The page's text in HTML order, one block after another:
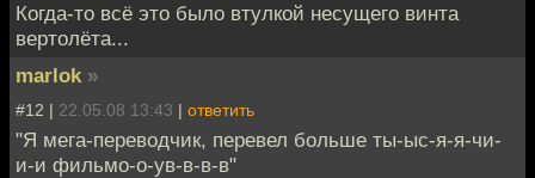
Когда-то всё это было втулкой несущего винта
вертолёта...
marlok »
#12 | 22.05.08 13:43 | ответить
"Я мега-переводчик, перевел больше ты-ыс-я-я-чи-
и-и фильмо-о-ув-в-в-в"